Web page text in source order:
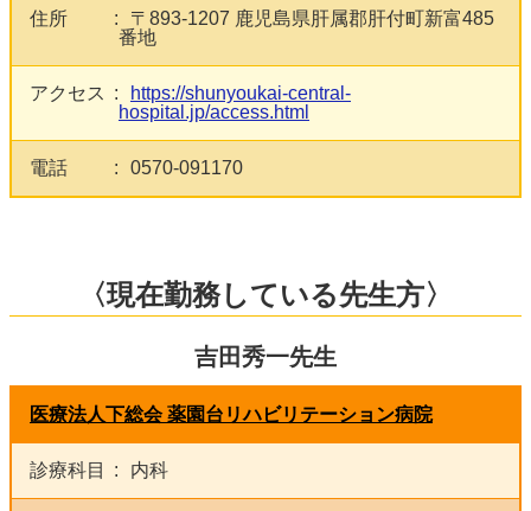
住所
〒893-1207 鹿児島県肝属郡肝付町新富485
番地
アクセス
https://shunyoukai-central-
hospital.jp/access.html
電話 0570‐091170
〈現在勤務している先生方〉
吉田秀一先生
医療法人下総会 薬園台リハビリテーション病院
診療科目 内科